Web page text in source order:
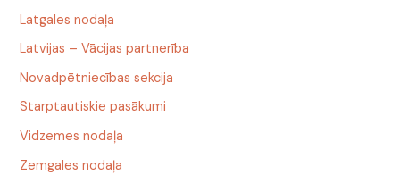
Latgales nodaļa
Latvijas – Vācijas partnerība
Novadpētniecības sekcija
Starptautiskie pasākumi
Vidzemes nodaļa
Zemgales nodaļa